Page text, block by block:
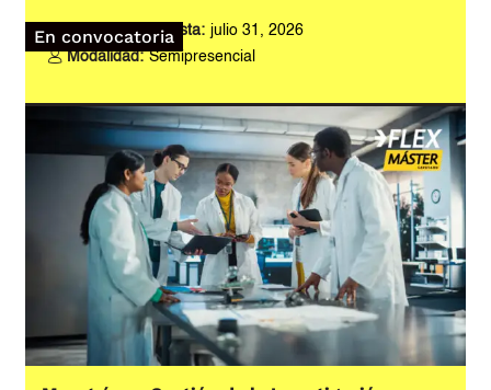
En convocatoria
Inscripciones hasta: julio 31, 2026
Modalidad: Semipresencial